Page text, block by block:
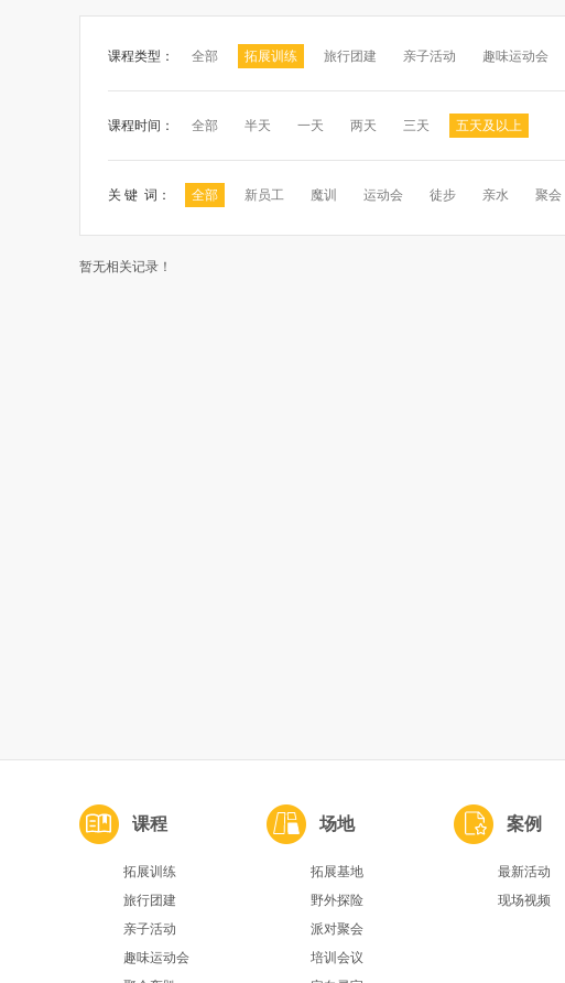
课程类型： 全部 拓展训练 旅行团建 亲子活动 趣味运动会
课程时间： 全部 半天 一天 两天 三天 五天及以上
关 键 词： 全部 新员工 魔训 运动会 徒步 亲水 聚会
暂无相关记录！
课程
拓展训练
旅行团建
亲子活动
趣味运动会
场地
拓展基地
野外探险
派对聚会
培训会议
案例
最新活动
现场视频